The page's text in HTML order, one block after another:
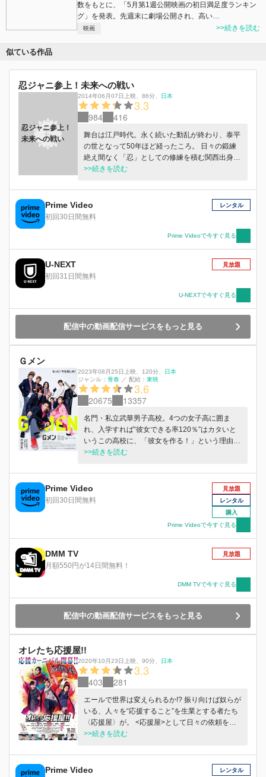
数をもとに、「5月第1週公開映画の初日満足度ランキン
グ」を発表。先週末に劇場公開され、高い…
映画 >>続きを読む
似ている作品
忍ジャニ参上！未来への戦い
忍ジャニ参上！
未来への戦い
2014年06月07日上映 86分 日本
3.3
984 416
舞台は江戸時代。永く続いた動乱が終わり、泰平
の世となって50年ほど経ったころ。 日々の鍛練
絶え間なく「忍」としての修練を積む関西出身の
5人の忍者、カザハ、フウト、ホウジ、ソラ、キ
え、陰ながら仕事を行う」存在意義がなかなか見
いだせない彼らに、ある日なんと解散が言い渡さ
れた！忍に生まれたからには一度でも務めを果た
し、謎の義賊として名をはせて郡山新田藩藩主に
ヘッドハンティングされようと計画する。しかし
それが、世を揺るがす大事件へと展開！！ そこ
に現れたライバル、江戸の忍者も加わって、生死
をかけた戦いが繰り広げられることに？！果たし
>>続きを読む
Prime Video
初回30日間無料
レンタル
Prime Videoで今すぐ見る
U-NEXT
初回31日間無料
見放題
U-NEXTで今すぐ見る
配信中の動画配信サービスをもっと見る
Ｇメン
2023年08月25日上映 120分
日本
ジャンル： 青春 ／ 配給： 東映
3.6
20675 13357
名門・私立武華男子高校。4つの女子高に囲ま
れ、入学すれば“彼女できる率120％”はカタいと
いうこの高校に、「彼女を作る！」という理由た
だ一つで転校してきた高校１年生の勝太。しか
怯える、問題児集団＝【１年G組】だった。荒れ
果てた校舎とクセが強すぎなクラスメイト達に唖
然とする勝太。自らを“校内の肥えだめ”と自虐す
るクラスメイトたちに、「もっとプライド持て
よ！這い上がってやろうじゃねえか！」と吠える
勝太は、彼女が欲しいという一心だけで、転校
Ａ組のエリートで校内イチのイケメン・瀬名との
出会い、勝太を目の敵にするレディース集団・多
摩黒天使（ブラックエンジェル）のヘッド・レイ
ナとのロマンス（？）、色々な意味で勝太に迫る
2年の伊達、何かと訳知り顔で見守る3年の八神
りしながらも友達想いのまっすぐな勝太の性格に
惹かれた仲間たちとなんだかんだで楽しい日々を
市伝説と化している不良グループ＝Gメンが死闘
の末に潰したはずの凶悪組織＝天王会の魔の手が
忍び寄っていた――。
>>続きを読む
Prime Video
初回30日間無料
見放題
レンタル
購入
Prime Videoで今すぐ見る
DMM TV
月額550円が14日間無料！
見放題
DMM TVで今すぐ見る
配信中の動画配信サービスをもっと見る
オレたち応援屋!!
2020年10月23日上映 90分 日本
3.3
403 281
エールで世界は変えられるか!? 振り向けば奴らが
いる、人々を“応援すること”を生業とする者たち
〈応援屋〉が。 <応援屋>として日々の依頼をこ
なしながらも、ただの便利屋となってしまってい
だろう」と悩み始める彼らに一件の依頼が舞い込
んでくる。 それは、とある島の高校教師からの
>>続きを読む
Prime Video レンタル